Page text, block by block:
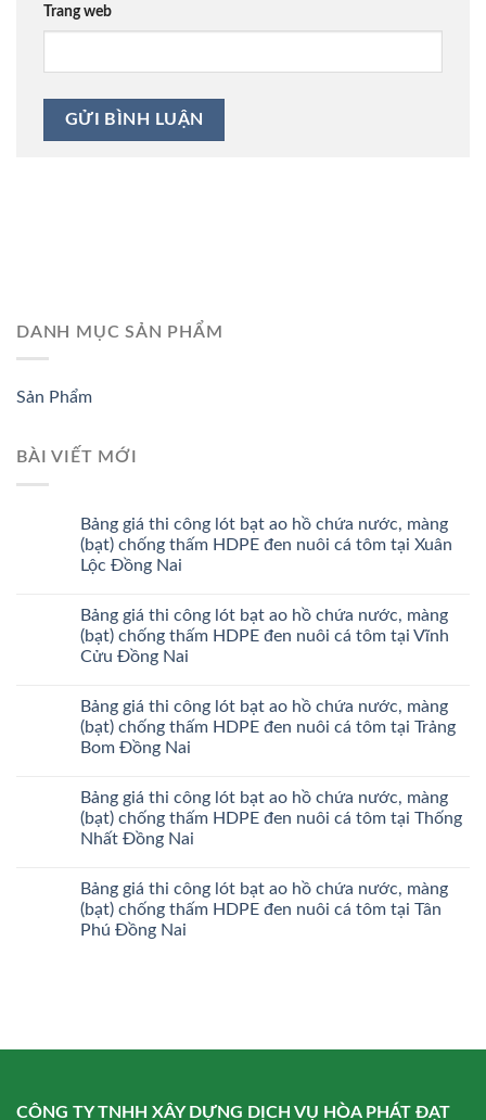
Trang web
DANH MỤC SẢN PHẨM
Sản Phẩm
BÀI VIẾT MỚI
Bảng giá thi công lót bạt ao hồ chứa nước, màng
(bạt) chống thấm HDPE đen nuôi cá tôm tại Xuân
Lộc Đồng Nai
Bảng giá thi công lót bạt ao hồ chứa nước, màng
(bạt) chống thấm HDPE đen nuôi cá tôm tại Vĩnh
Cửu Đồng Nai
Bảng giá thi công lót bạt ao hồ chứa nước, màng
(bạt) chống thấm HDPE đen nuôi cá tôm tại Trảng
Bom Đồng Nai
Bảng giá thi công lót bạt ao hồ chứa nước, màng
(bạt) chống thấm HDPE đen nuôi cá tôm tại Thống
Nhất Đồng Nai
Bảng giá thi công lót bạt ao hồ chứa nước, màng
(bạt) chống thấm HDPE đen nuôi cá tôm tại Tân
Phú Đồng Nai
CÔNG TY TNHH XÂY DỰNG DỊCH VỤ HÒA PHÁT ĐẠT